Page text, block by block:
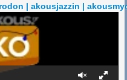
| akousjazzin |